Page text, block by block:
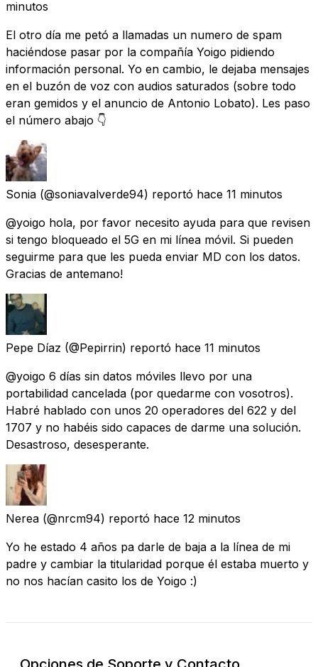
minutos
El otro día me petó a llamadas un numero de spam
haciéndose pasar por la compañía Yoigo pidiendo
información personal. Yo en cambio, le dejaba mensajes
en el buzón de voz con audios saturados (sobre todo
eran gemidos y el anuncio de Antonio Lobato). Les paso
el número abajo 👇
Sonia (@soniavalverde94) reportó hace 11 minutos
@yoigo hola, por favor necesito ayuda para que revisen
si tengo bloqueado el 5G en mi línea móvil. Si pueden
seguirme para que les pueda enviar MD con los datos.
Gracias de antemano!
Pepe Díaz (@Pepirrin) reportó hace 11 minutos
@yoigo 6 días sin datos móviles llevo por una
portabilidad cancelada (por quedarme con vosotros).
Habré hablado con unos 20 operadores del 622 y del
1707 y no habéis sido capaces de darme una solución.
Desastroso, desesperante.
Nerea (@nrcm94) reportó hace 12 minutos
Yo he estado 4 años pa darle de baja a la línea de mi
padre y cambiar la titularidad porque él estaba muerto y
no nos hacían casito los de Yoigo :)